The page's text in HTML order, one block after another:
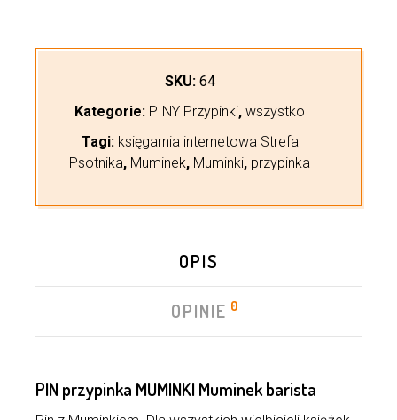
SKU: 64
Kategorie: PINY Przypinki, wszystko
Tagi: księgarnia internetowa Strefa
Psotnika, Muminek, Muminki, przypinka
OPIS
OPINIE 0
PIN przypinka MUMINKI Muminek barista